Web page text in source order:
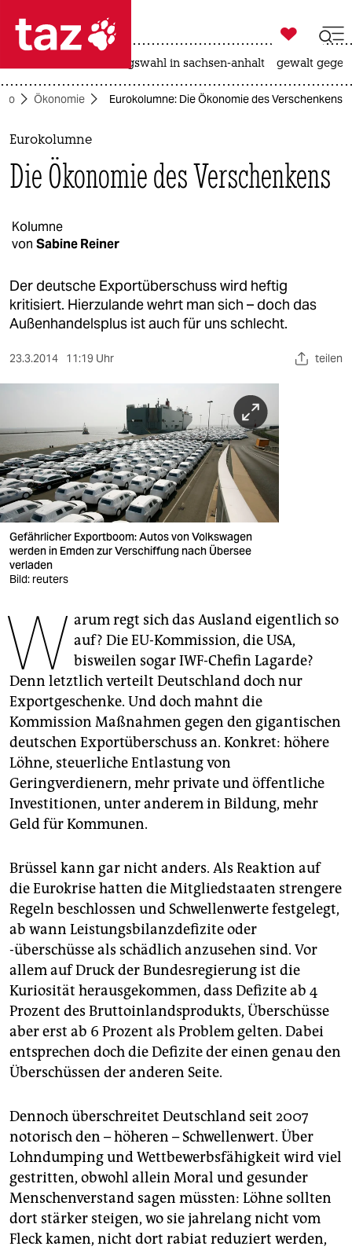
 taz zahl ich
taz zahl ich
themen
politik
gesellschaft
kultur
sport
berlin
nord
wahrheit
verlag
verlag
veranstaltungen
shop
fragen & hilfe
unterstützen
abo
genossenschaft
epaper login

taz zahl ich
landtagswahl in sachsen-anhalt gewalt
Ökonomie Eurokolumne: Die Ökonomie des Verschenkens
Eurokolumne
Die Ökonomie des Verschenkens
Kolumne
von Sabine Reiner
Der deutsche Exportüberschuss wird heftig
kritisiert. Hierzulande wehrt man sich – doch das
Außenhandelsplus ist auch für uns schlecht.
23.3.2014 11:19 Uhr teilen
Gefährlicher Exportboom: Autos von Volkswagen
werden in Emden zur Verschiffung nach Übersee
verladen
Bild: reuters
W arum regt sich das Ausland eigentlich so
auf? Die EU-Kommission, die USA,
bisweilen sogar IWF-Chefin Lagarde?
Denn letztlich verteilt Deutschland doch nur
Exportgeschenke. Und doch mahnt die
Kommission Maßnahmen gegen den gigantischen
deutschen Exportüberschuss an. Konkret: höhere
Löhne, steuerliche Entlastung von
Geringverdienern, mehr private und öffentliche
Investitionen, unter anderem in Bildung, mehr
Geld für Kommunen.
Brüssel kann gar nicht anders. Als Reaktion auf
die Eurokrise hatten die Mitgliedstaaten strengere
Regeln beschlossen und Schwellenwerte festgelegt,
ab wann Leistungsbilanzdefizite oder
-überschüsse als schädlich anzusehen sind. Vor
allem auf Druck der Bundesregierung ist die
Kuriosität herausgekommen, dass Defizite ab 4
Prozent des Bruttoinlandsprodukts, Überschüsse
aber erst ab 6 Prozent als Problem gelten. Dabei
entsprechen doch die Defizite der einen genau den
Überschüssen der anderen Seite.
Dennoch überschreitet Deutschland seit 2007
notorisch den – höheren – Schwellenwert. Über
Lohndumping und Wettbewerbsfähigkeit wird viel
gestritten, obwohl allein Moral und gesunder
Menschenverstand sagen müssten: Löhne sollten
dort stärker steigen, wo sie jahrelang nicht vom
Fleck kamen, nicht dort rabiat reduziert werden,